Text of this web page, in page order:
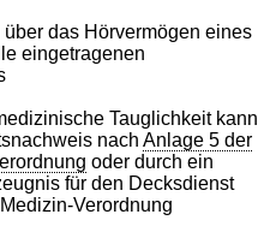
das Hörvermögen eines
eingetragenen
Tauglichkeit kann
nach Anlage 5 der
oder durch ein
für den Decksdienst
Verordnung